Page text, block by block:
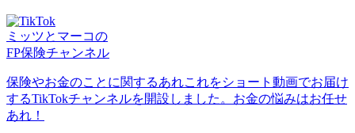
ミッツとマーコの
FP保険チャンネル
保険やお金のことに関するあれこれをショート動画でお届け
するTikTokチャンネルを開設しました。お金の悩みはお任せ
あれ！